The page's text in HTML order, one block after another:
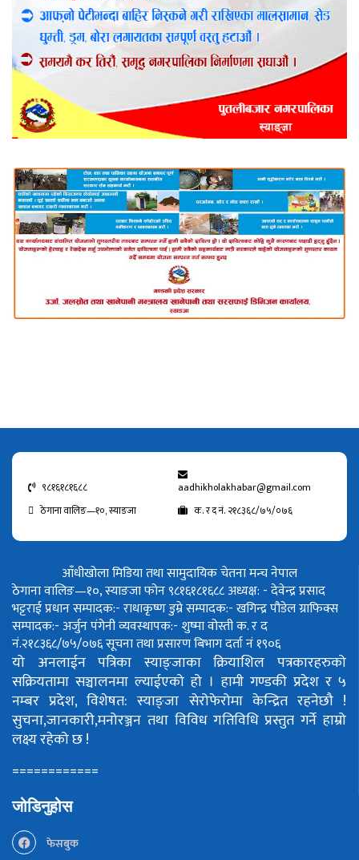
९८१६१८१६८८
aadhikholakhabar@gmail.com
ठेगाना वालिङ—१०, स्याङजा
क. र द नं. २१८३६८/७५/०७६
आँधीखोला मिडिया तथा सामुदायिक चेतना मन्च नेपाल
ठेगाना वालिङ—१०, स्याङजा फोन ९८१६१८१६८८अध्यक्ष: - देवेन्द्र प्रसाद
भट्टराईप्रधान सम्पादक:- राधाकृष्ण डुम्रेसम्पादक:- खगिन्द्र पौडेलग्राफिक्स
सम्पादक:- अर्जुन पंगेनीव्यवस्थापक:- शुष्मा वोस्तीक. र द
नं.२१८३६८/७५/०७६सूचना तथा प्रसारण बिभाग दर्ता नं १९०६
यो अनलाईन पत्रिका स्याङ्जाका क्रियाशिल पत्रकारहरुको
सक्रियतामा सञ्चालनमा ल्याईएको हो । हामी गण्डकी प्रदेश र ५
नम्बर प्रदेश, विशेषत: स्याङ्जा सेरोफेरोमा केन्द्रित रहनेछौ !
सुचना,जानकारी,मनोरञ्जन तथा विविध गतिविधि प्रस्तुत गर्ने हाम्रो
लक्ष्य रहेको छ !
============
जोडिनुहोस
फेसबुक